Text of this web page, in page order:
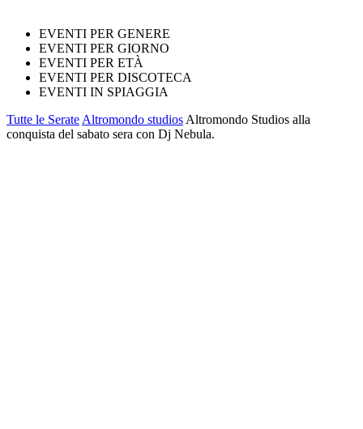
EVENTI PER GENERE
EVENTI PER GIORNO
EVENTI PER ETÀ
EVENTI PER DISCOTECA
EVENTI IN SPIAGGIA
Tutte le Serate Altromondo studios Altromondo Studios alla
conquista del sabato sera con Dj Nebula.